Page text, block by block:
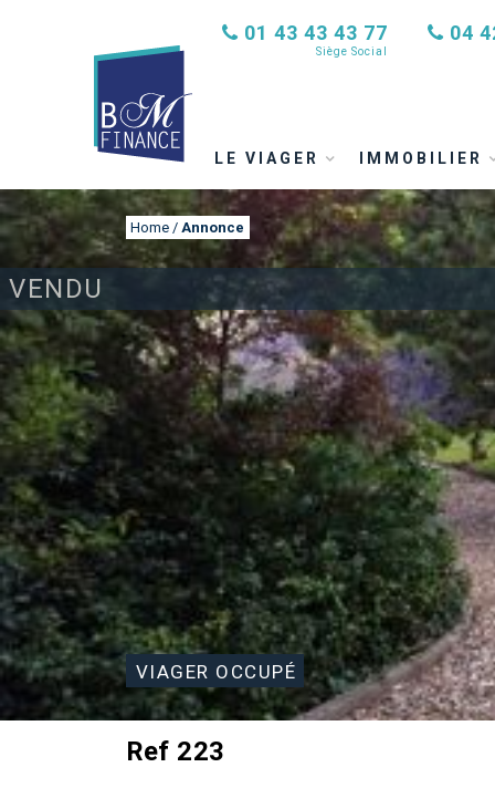
01 43 43 43 77
Siège Social
04
LE VIAGER IMMOBILIER
VENDU
Home / Annonce
ANNONCE
VIAGER OCCUPÉ
Ref 223